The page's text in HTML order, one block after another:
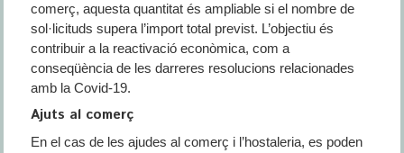
comerç, aquesta quantitat és ampliable si el nombre de
sol·licituds supera l’import total previst. L’objectiu és
contribuir a la reactivació econòmica, com a
conseqüència de les darreres resolucions relacionades
amb la Covid-19.
Ajuts al comerç
En el cas de les ajudes al comerç i l’hostaleria, es poden